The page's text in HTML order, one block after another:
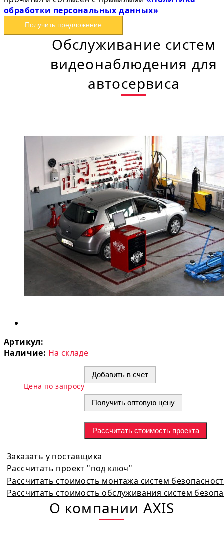
обработки персональных данных»
Получить предложение
Обслуживание систем
видеонаблюдения для
автосервиса
Артикул:
Наличие: На складе
Цена по запросу
Добавить в счет
Получить оптовую цену
Рассчитать стоимость проекта
Заказать у поставщика
Рассчитать проект "под ключ"
Рассчитать стоимость монтажа систем
Рассчитать стоимость обслуживания систем
О компании AXIS